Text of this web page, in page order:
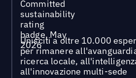
Unisciti a oltre 10.000
per rimanere
ricerca locale,
all'innovazione multi-sede